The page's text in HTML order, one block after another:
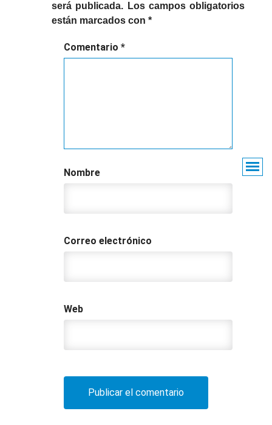
será publicada. Los campos obligatorios
están marcados con *
Comentario *
Nombre
Correo electrónico
Web